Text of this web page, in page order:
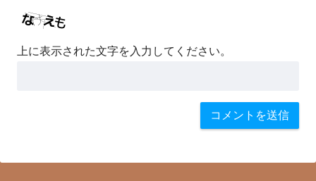
上に表示された文字を入力してください。